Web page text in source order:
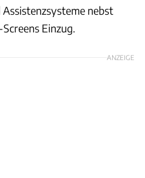
nebst
Einzug.
ANZEIGE